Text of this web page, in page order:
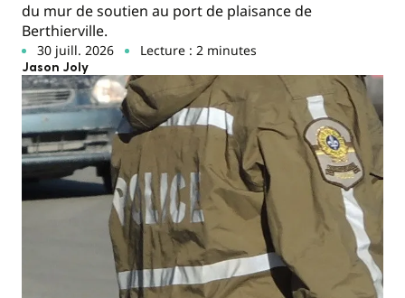
du mur de soutien au port de plaisance de
Berthierville.
30 juill. 2026 Lecture : 2 minutes
Jason Joly